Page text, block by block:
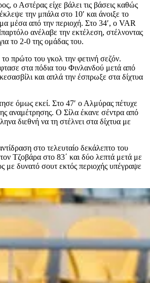
ο Αστέρας είχε βάλει τις βάσεις καθώς
την μπάλα στο 10′ και άνοιξε το
μέσα από την περιοχή. Στο 34′, ο VAR
ανέλαβε την εκτέλεση, στέλνοντας
το 2-0 της ομάδας του.
πρώτο του γκολ την φετινή σεζόν.
στα πόδια του Φινλανδού μετά από
και απλά την έσπρωξε στα δίχτυα
όμως εκεί. Στο 47′ ο Αλμύρας πέτυχε
αναμέτρησης. Ο Σίλα έκανε σέντρα από
διεθνή να τη στέλνει στα δίχτυα με
στο τελευταίο δεκάλεπτο του
Τζοβάρα στο 83΄ και δύο λεπτά μετά με
με δυνατό σουτ εκτός περιοχής υπέγραψε